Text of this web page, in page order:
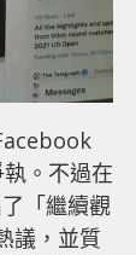
。不過在
「繼續觀
議，並質